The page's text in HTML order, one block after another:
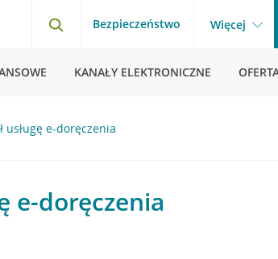
Bezpieczeństwo Więcej
KANAŁY ELEKTRONICZNE
e-doręczenia
e-doręczenia